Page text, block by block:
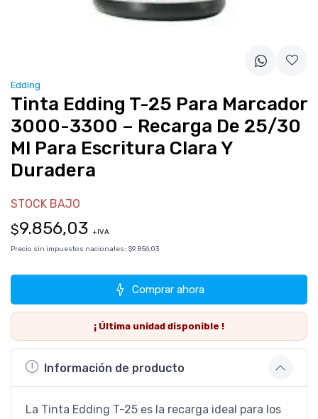
Edding
Tinta Edding T-25 Para Marcador
3000-3300 – Recarga De 25/30
Ml Para Escritura Clara Y
Duradera
STOCK BAJO
$9.856,03 +IVA
Precio sin impuestos nacionales: $9.856,03
Comprar ahora
¡ Última unidad disponible !
Información de producto
La Tinta Edding T-25 es la recarga ideal para los